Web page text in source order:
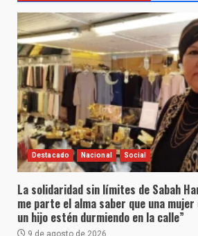
Destacado Nacional Social
La solidaridad sin límites de Sabah
me parte el alma saber que una mujer
un hijo estén durmiendo en la calle”